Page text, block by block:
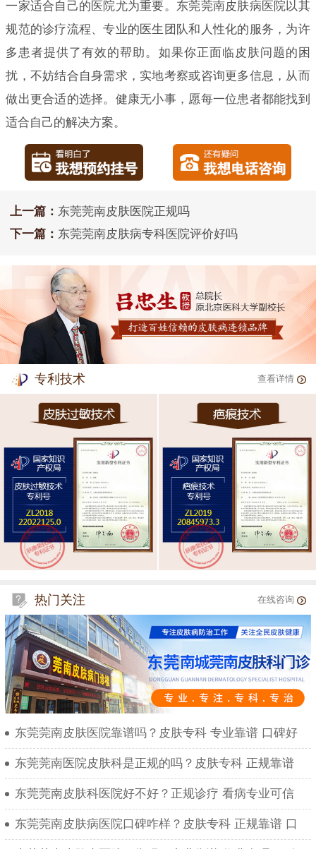
一家适合自己的医院尤为重要。东莞莞南皮肤病医院以其
规范的诊疗流程、专业的医生团队和人性化的服务，为许
多患者提供了有效的帮助。如果你正面临皮肤问题的困
扰，不妨结合自身需求，实地考察或咨询更多信息，从而
做出更合适的选择。健康无小事，愿每一位患者都能找到
适合自己的解决方案。
上一篇： 东莞莞南皮肤医院正规吗
下一篇： 东莞莞南皮肤病专科医院评价好吗
专利技术 查看详情
热门关注 在线咨询
东莞莞南皮肤医院靠谱吗？皮肤专科 专业靠谱 口碑好
东莞莞南医院皮肤科是正规的吗？皮肤专科 正规靠谱
东莞莞南皮肤科医院好不好？正规诊疗 看病专业可信
东莞莞南皮肤病医院口碑咋样？皮肤专科 正规靠谱 口